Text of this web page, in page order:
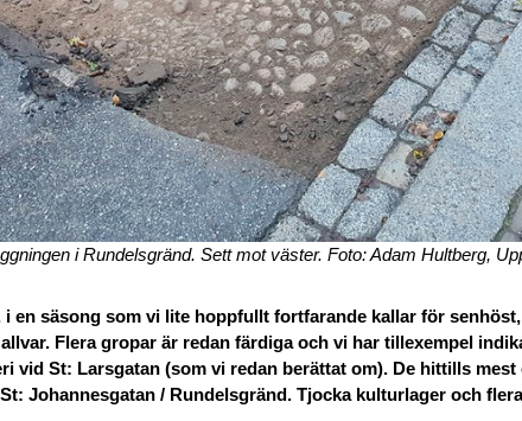
i Rundelsgränd. Sett mot väster. Foto: Adam Hultberg,
i en säsong som vi lite hoppfullt fortfarande kallar för
Flera gropar är redan färdiga och vi har tillexempel
vid St: Larsgatan (som vi redan berättat om). De hittills
Johannesgatan / Rundelsgränd. Tjocka kulturlager och